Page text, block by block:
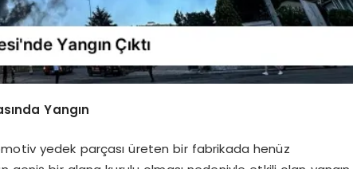
Yangın
yedek parçası üreten bir fabrikada henüz